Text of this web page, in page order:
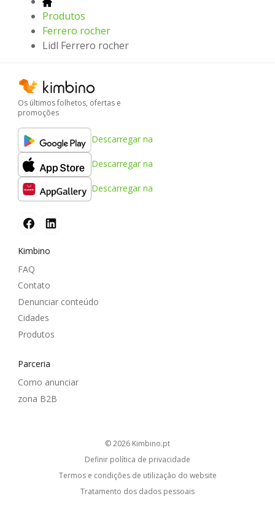
Produtos
Ferrero rocher
Lidl Ferrero rocher
Os últimos folhetos, ofertas e
promoções
Descarregar na
Descarregar na
Descarregar na
Kimbino
FAQ
Contato
Denunciar conteúdo
Cidades
Produtos
Parceria
Como anunciar
zona B2B
© 2026
kimbino.pt
Definir política de privacidade
Termos e condições de utilização do website
Tratamento dos dados pessoais